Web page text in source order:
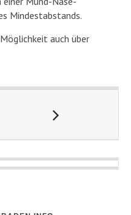
Mindestabstands.
auch über